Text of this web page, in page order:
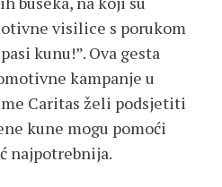
visilice s porukom
kunu!”. Ova gesta
kampanje u
Caritas želi podsjetiti
kune mogu pomoći
najpotrebnija.